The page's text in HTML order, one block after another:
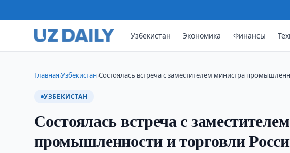
Узбекистан Экономика Финансы
Главная›Узбекистан›Состоялась встреча с заместителем министра
УЗБЕКИСТАН
Состоялась встреча с
промышленности и торговли